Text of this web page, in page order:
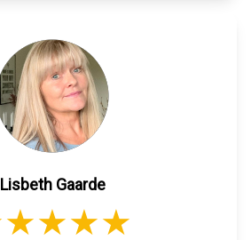
Lisbeth Gaarde